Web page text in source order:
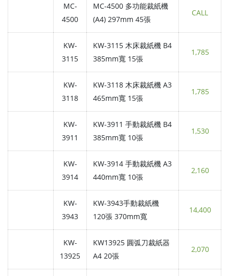
MC-
4500
MC-4500 多功能裁紙機
(A4) 297mm 45張
CALL
KW-
3115
KW-3115 木床裁紙機 B4
385mm寬 15張
1,785
KW-
3118
KW-3118 木床裁紙機 A3
465mm寬 15張
1,785
KW-
3911
KW-3911 手動裁紙機 B4
385mm寬 10張
1,530
KW-
3914
KW-3914 手動裁紙機 A3
440mm寬 10張
2,160
KW-
3943
KW-3943手動裁紙機
120張 370mm寬
14,400
KW-
13925
KW13925 圓弧刀裁紙器
A4 20張
2,070